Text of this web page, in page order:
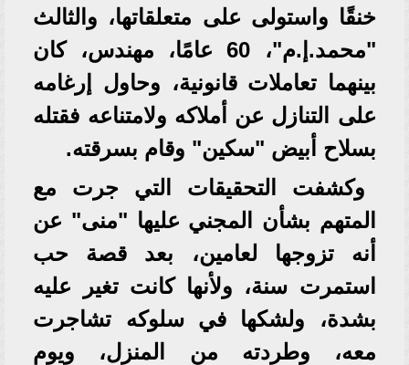
خنقًا واستولى على متعلقاتها، والثالث
"محمد.إ.م"، 60 عامًا، مهندس، كان
بينهما تعاملات قانونية، وحاول إرغامه
على التنازل عن أملاكه ولامتناعه فقتله
بسلاح أبيض "سكين" وقام بسرقته.
وكشفت التحقيقات التي جرت مع
المتهم بشأن المجني عليها "منى" عن
أنه تزوجها لعامين، بعد قصة حب
استمرت سنة، ولأنها كانت تغير عليه
بشدة، ولشكها في سلوكه تشاجرت
معه، وطردته من المنزل، ويوم